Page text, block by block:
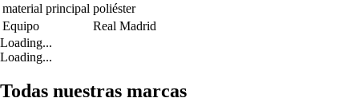
material principal poliéster
Equipo
Real Madrid
Loading...
Loading...
Todas nuestras marcas